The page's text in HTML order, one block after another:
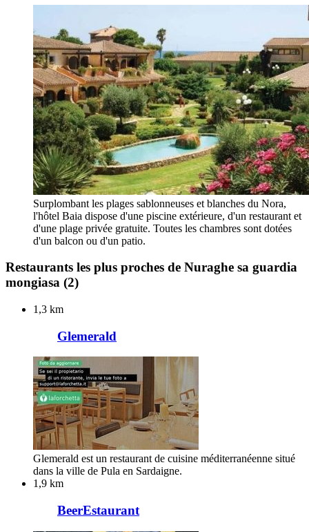
Surplombant les plages sablonneuses et blanches du Nora,
l'hôtel Baia dispose d'une piscine extérieure, d'un restaurant et
d'une plage privée gratuite. Toutes les chambres sont dotées
d'un balcon ou d'un patio.
Restaurants les plus proches de Nuraghe sa guardia
mongiasa (2)
1,3 km
Glemerald
Glemerald est un restaurant de cuisine méditerranéenne situé
dans la ville de Pula en Sardaigne.
1,9 km
BeerEstaurant